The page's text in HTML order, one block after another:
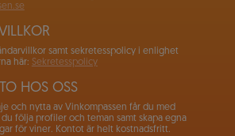
samt sekretesspolicy i enlighet
här: Sekretesspolicy
HOS OSS
och nytta av Vinkompassen får du med
följa profiler och teman samt skapa egna
för viner. Kontot är helt kostnadsfritt.